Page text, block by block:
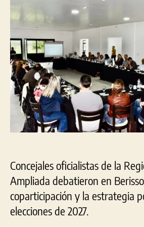
Concejales oficialistas de la
Ampliada debatieron en
coparticipación y la estrategia
elecciones de 2027.